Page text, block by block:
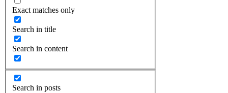
Exact matches only
Search in title
Search in content
Search in posts